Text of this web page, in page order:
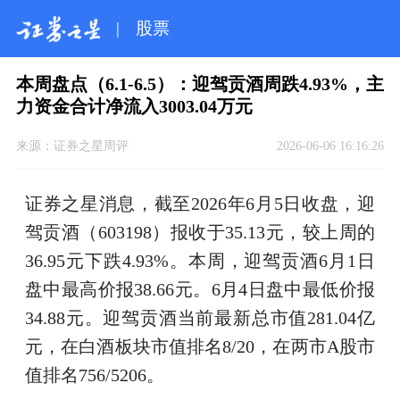
| 股票
本周盘点（6.1-6.5）：迎驾贡酒周跌4.93%，主
力资金合计净流入3003.04万元
来源： 证券之星周评 2026-06-06 16:16:26
证券之星消息，截至2026年6月5日收盘，迎
驾贡酒（603198）报收于35.13元，较上周的
36.95元下跌4.93%。本周，迎驾贡酒6月1日
盘中最高价报38.66元。6月4日盘中最低价报
34.88元。迎驾贡酒当前最新总市值281.04亿
元，在白酒板块市值排名8/20，在两市A股市
值排名756/5206。